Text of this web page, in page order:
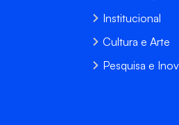
Institucional
Cultura e Arte
Pesquisa e